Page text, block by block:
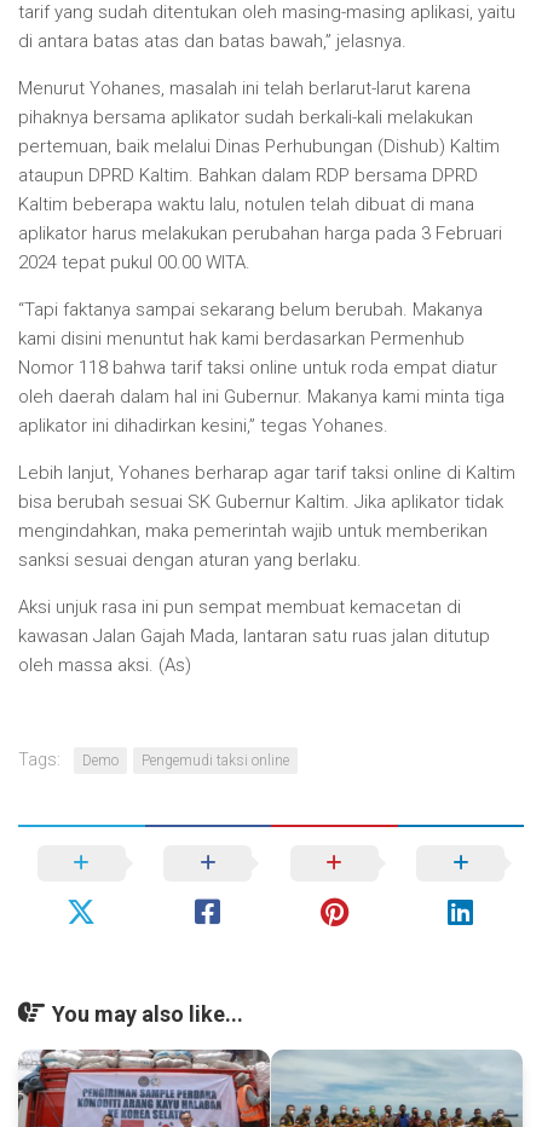
tarif yang sudah ditentukan oleh masing-masing aplikasi, yaitu
di antara batas atas dan batas bawah,” jelasnya.
Menurut Yohanes, masalah ini telah berlarut-larut karena
pihaknya bersama aplikator sudah berkali-kali melakukan
pertemuan, baik melalui Dinas Perhubungan (Dishub) Kaltim
ataupun DPRD Kaltim. Bahkan dalam RDP bersama DPRD
Kaltim beberapa waktu lalu, notulen telah dibuat di mana
aplikator harus melakukan perubahan harga pada 3 Februari
2024 tepat pukul 00.00 WITA.
“Tapi faktanya sampai sekarang belum berubah. Makanya
kami disini menuntut hak kami berdasarkan Permenhub
Nomor 118 bahwa tarif taksi online untuk roda empat diatur
oleh daerah dalam hal ini Gubernur. Makanya kami minta tiga
aplikator ini dihadirkan kesini,” tegas Yohanes.
Lebih lanjut, Yohanes berharap agar tarif taksi online di Kaltim
bisa berubah sesuai SK Gubernur Kaltim. Jika aplikator tidak
mengindahkan, maka pemerintah wajib untuk memberikan
sanksi sesuai dengan aturan yang berlaku.
Aksi unjuk rasa ini pun sempat membuat kemacetan di
kawasan Jalan Gajah Mada, lantaran satu ruas jalan ditutup
oleh massa aksi. (As)
Tags: Demo Pengemudi taksi online
You may also like...